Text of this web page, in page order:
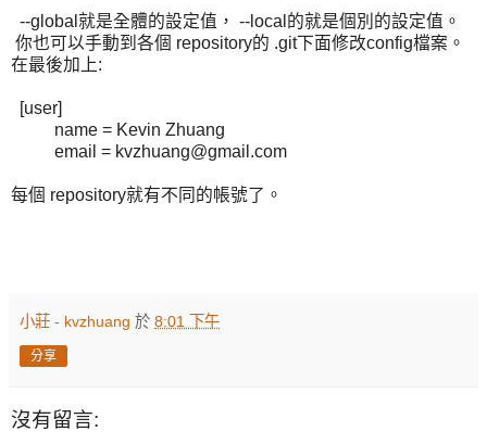
--global就是全體的設定值， --local的就是個別的設定值。
你也可以手動到各個 repository的 .git下面修改config檔案。
在最後加上:
[user]
name = Kevin Zhuang
email = kvzhuang@gmail.com
每個 repository就有不同的帳號了。
小莊 - kvzhuang 於 8:01 下午
分享
沒有留言: